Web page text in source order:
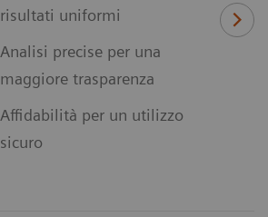
risultati uniformi
Analisi precise per una
maggiore trasparenza
Affidabilità per un utilizzo
sicuro